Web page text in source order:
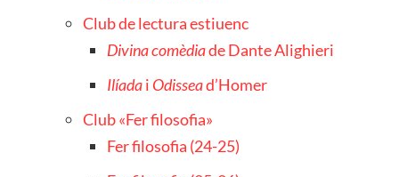
Club de lectura estiuenc
Divina comèdiade Dante Alighieri
Ilíadai Odissead’Homer
Club «Fer filosofia»
Fer filosofia (24-25)